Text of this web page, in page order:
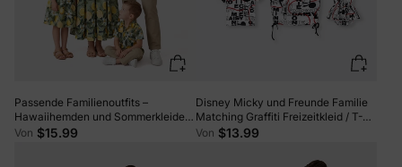
Passende Familienoutfits –
Hawaiihemden und Sommerkleider
mit Zitronenprint – Tropische
Von $15.99
Disney Micky und Freunde Familie
Matching Graffiti Freizeitkleid / T-
Shirt / Jumpsuit schwarz
Von $13.99